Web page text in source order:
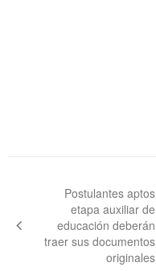
entradas
Postulantes aptos
etapa auxiliar de
educación deberán
traer sus documentos
originales